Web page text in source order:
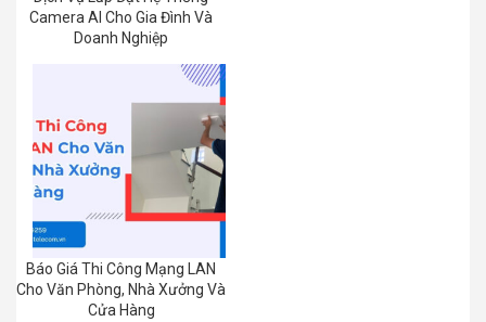
Camera AI Cho Gia Đình Và
Doanh Nghiệp
Báo Giá Thi Công Mạng LAN
Cho Văn Phòng, Nhà Xưởng Và
Cửa Hàng